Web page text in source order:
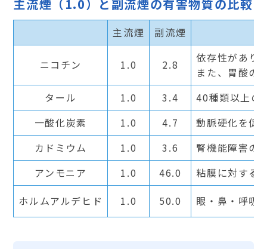
主流煙（1.0）と副流煙の有害物質の比較
主流煙 副流煙
ニコチン 1.0 2.8
依存性があり
また、胃酸の
タール
1.0 3.4
40種類以上の
一酸化炭素
1.0 4.7
動脈硬化を促
カドミウム
1.0 3.6
腎機能障害の
アンモニア
1.0 46.0
粘膜に対する
ホルムアルデヒド
1.0 50.0 眼・鼻・呼吸